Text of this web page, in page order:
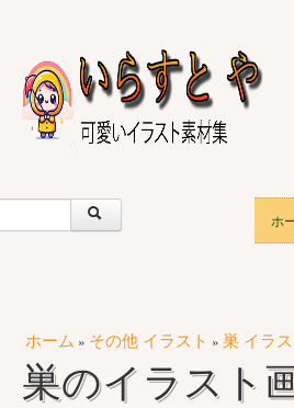
ホ
ホーム » その他 イラスト » 巣 イラ
巣のイラスト